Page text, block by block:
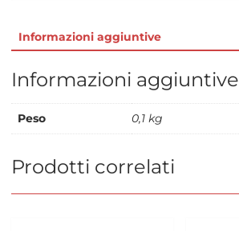
Informazioni aggiuntive
Informazioni aggiuntive
Peso 0,1 kg
Prodotti correlati